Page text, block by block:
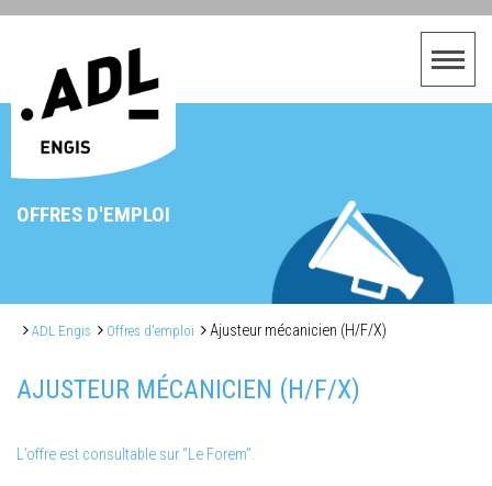
OFFRES D'EMPLOI
ADL Engis Offres d'emploi Ajusteur mécanicien (H/F/X)
AJUSTEUR MÉCANICIEN (H/F/X)
L’offre est consultable sur “Le Forem”.